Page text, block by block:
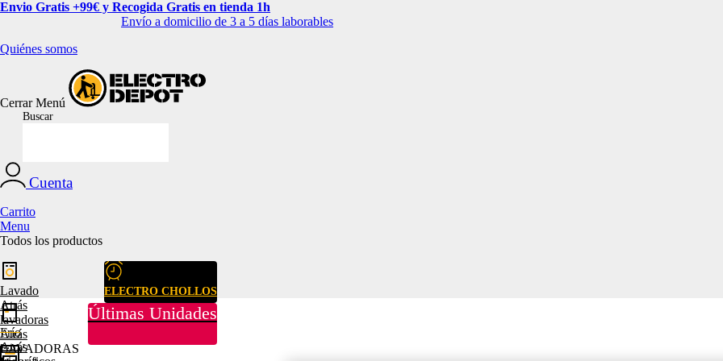
Envio Gratis +99€ y Recogida Gratis en tienda 1h
Envío a domicilio de 3 a 5 días laborables
Quiénes somos
CerrarMenú
Buscar
Cuenta
Carrito
Menu
Todos los productos
ELECTRO CHOLLOS
Últimas Unidades
Lavado
Atrás
lavadoras
Atrás
LAVADORAS
Frío
Atrás